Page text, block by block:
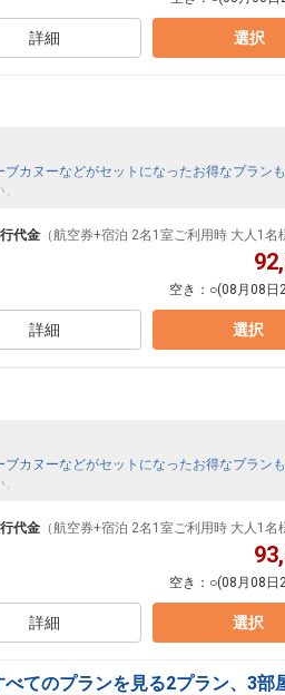
詳細 選択
ブカヌーなどがセットになったお得なプラン
代金 （航空券+宿泊 2名1室ご利用時 大人1名
空き： ○(08月08日
詳細 選択
ブカヌーなどがセットになったお得なプラン
代金 （航空券+宿泊 2名1室ご利用時 大人1名
空き： ○(08月08日
詳細 選択
べてのプランを見る2プラン、3部